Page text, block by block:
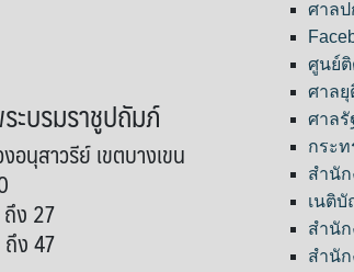
ะบรมราชูปถัมภ์
นุสาวรีย์ เขตบางเขน
ง 27
ง 47
ศาลป
ศูนย์ติ
ศาลยุ
ศาล
กระท
สำนั
เนติ
สำนั
สำนั